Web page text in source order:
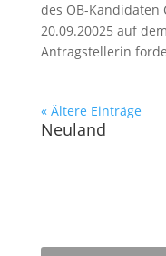
des OB-Kandidaten
20.09.20025 auf
Antragstellerin
« Ältere Einträge
Neuland